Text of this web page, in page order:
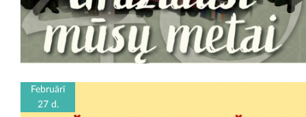
Februārī
27 d.